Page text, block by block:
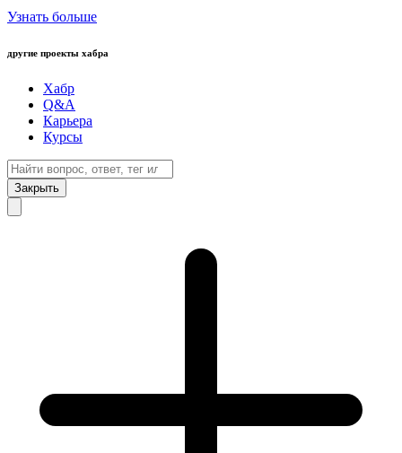
Узнать больше
другие проекты хабра
Хабр
Q&A
Карьера
Курсы
Закрыть